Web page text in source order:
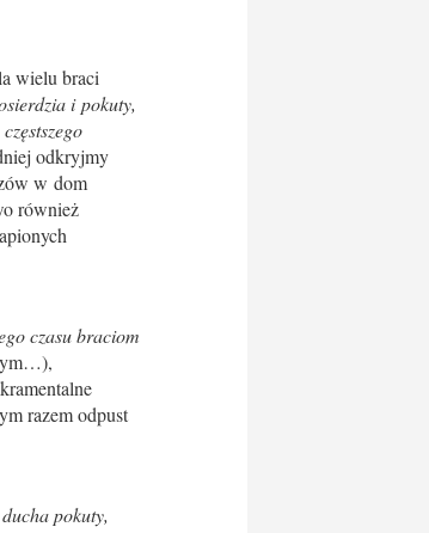
wielu braci
i pokuty,
odkryjmy
w dom
również
czasu braciom
razem odpust
pokuty,